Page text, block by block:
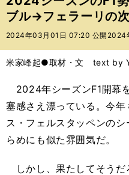
ポ
ル
バ
ブル→フェラーリの
2024年03月01日 07:20 公開 2024
米家峰起●取材・文 text by
2024年シーズンF1開幕
塞感さえ漂っている。今
ス・フェルスタッペンの
らめにも似た雰囲気だ。
しかし、果たしてそうだ